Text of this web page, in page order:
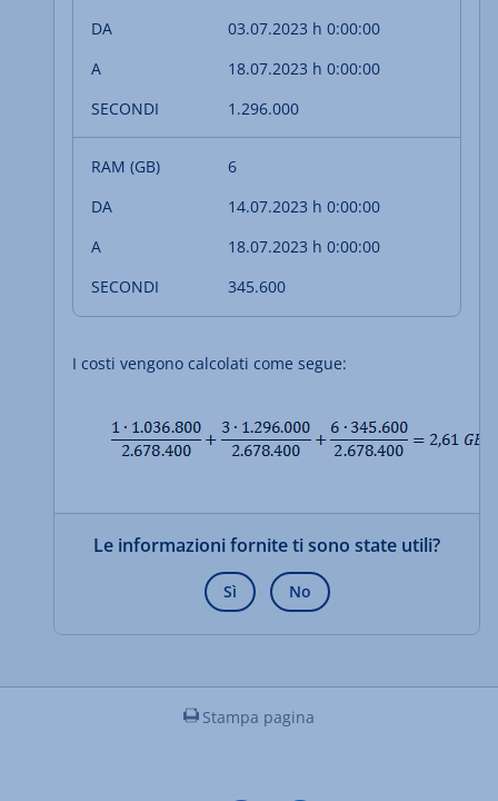
03.07.2023 h 0:00:00
18.07.2023 h 0:00:00
1.296.000
6
14.07.2023 h 0:00:00
18.07.2023 h 0:00:00
345.600
I costi vengono calcolati come segue:
Le informazioni fornite ti sono state utili?
Sì No
Stampa pagina